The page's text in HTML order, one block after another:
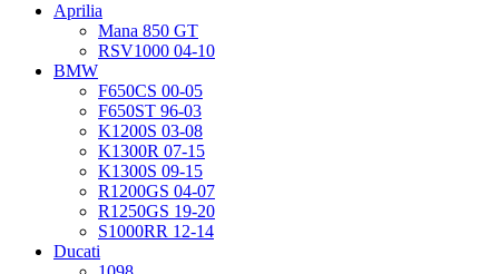
Aprilia
Mana 850 GT
RSV1000 04-10
BMW
F650CS 00-05
F650ST 96-03
K1200S 03-08
K1300R 07-15
K1300S 09-15
R1200GS 04-07
R1250GS 19-20
S1000RR 12-14
Ducati